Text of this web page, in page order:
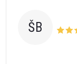
ŠB